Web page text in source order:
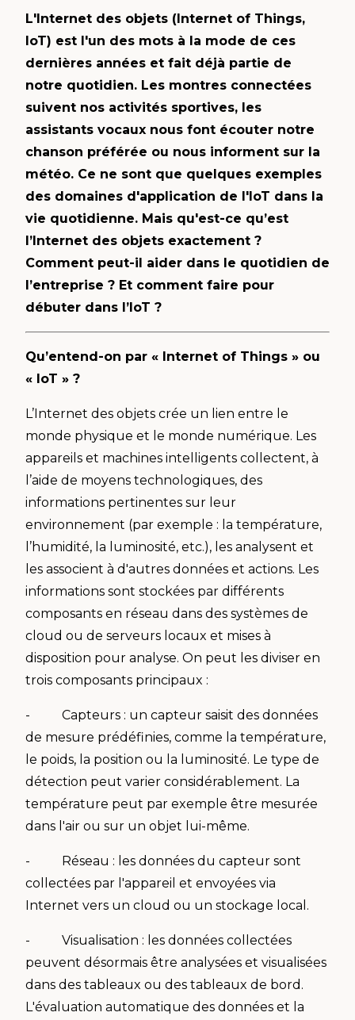
L'Internet des objets (Internet of Things,
IoT) est l'un des mots à la mode de ces
dernières années et fait déjà partie de
notre quotidien. Les montres connectées
suivent nos activités sportives, les
assistants vocaux nous font écouter notre
chanson préférée ou nous informent sur la
météo. Ce ne sont que quelques exemples
des domaines d'application de l'IoT dans la
vie quotidienne. Mais qu'est-ce qu’est
l’Internet des objets exactement ?
Comment peut-il aider dans le quotidien de
l’entreprise ? Et comment faire pour
débuter dans l’IoT ?
Qu’entend-on par « Internet of Things » ou
« IoT » ?
L’Internet des objets crée un lien entre le
monde physique et le monde numérique. Les
appareils et machines intelligents collectent, à
l’aide de moyens technologiques, des
informations pertinentes sur leur
environnement (par exemple : la température,
l’humidité, la luminosité, etc.), les analysent et
les associent à d'autres données et actions. Les
informations sont stockées par différents
composants en réseau dans des systèmes de
cloud ou de serveurs locaux et mises à
disposition pour analyse. On peut les diviser en
trois composants principaux :
- Capteurs : un capteur saisit des données
de mesure prédéfinies, comme la température,
le poids, la position ou la luminosité. Le type de
détection peut varier considérablement. La
température peut par exemple être mesurée
dans l'air ou sur un objet lui-même.
- Réseau : les données du capteur sont
collectées par l'appareil et envoyées via
Internet vers un cloud ou un stockage local.
- Visualisation : les données collectées
peuvent désormais être analysées et visualisées
dans des tableaux ou des tableaux de bord.
L'évaluation automatique des données et la